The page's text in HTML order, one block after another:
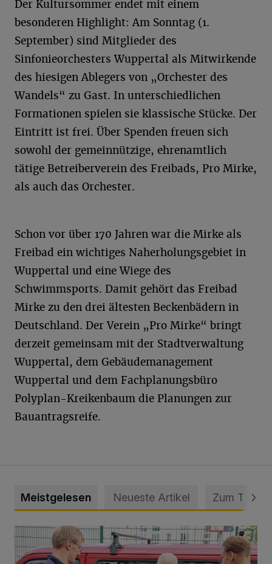
Der Kultursommer endet mit einem
besonderen Highlight: Am Sonntag (1.
September) sind Mitglieder des
Sinfonieorchesters Wuppertal als Mitwirkende
des hiesigen Ablegers von „Orchester des
Wandels“ zu Gast. In unterschiedlichen
Formationen spielen sie klassische Stücke. Der
Eintritt ist frei. Über Spenden freuen sich
sowohl der gemeinnützige, ehrenamtlich
tätige Betreiberverein des Freibads, Pro Mirke,
als auch das Orchester.
Schon vor über 170 Jahren war die Mirke als
Freibad ein wichtiges Naherholungsgebiet in
Wuppertal und eine Wiege des
Schwimmsports. Damit gehört das Freibad
Mirke zu den drei ältesten Beckenbädern in
Deutschland. Der Verein „Pro Mirke“ bringt
derzeit gemeinsam mit der Stadtverwaltung
Wuppertal, dem Gebäudemanagement
Wuppertal und dem Fachplanungsbüro
Polyplan-Kreikenbaum die Planungen zur
Bauantragsreife.
Meistgelesen Neueste Artikel Zum Thema
Feuerwehr befreit Kind aus verschlossenem VW Bulli